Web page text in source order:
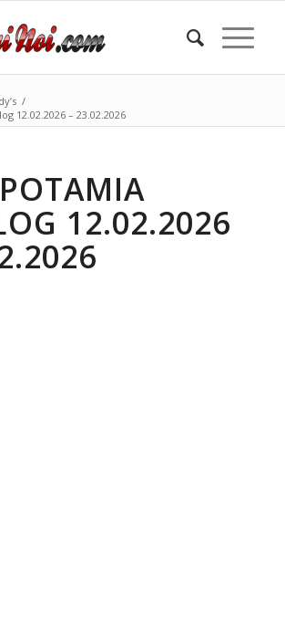
/
12.02.2026 – 23.02.2026
12.02.2026